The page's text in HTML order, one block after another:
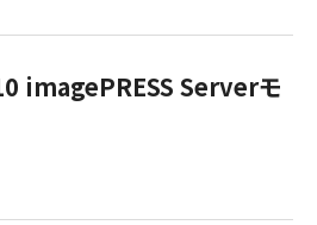
imagePRESS Serverモ